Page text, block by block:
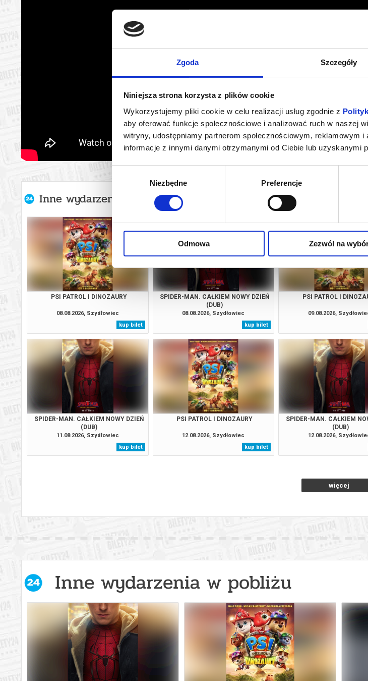
Zgoda Szczegóły
Niniejsza strona korzysta z plików cookie
Wykorzystujemy pliki cookie w celu realizacji usług zgodnie z
aby oferować funkcje społecznościowe i analizować ruch w naszej
witryny, udostępniamy partnerom społecznościowym, reklamowym
informacje z innymi danymi otrzymanymi od Ciebie lub uzyskanymi
zgody
Niezbędne Preferencje
Odmowa Zezwól na
Inne wydarzenia organizatora
PSI PATROL I DINOZAURY
08.08.2026, Szydłowiec
kup bilet
SPIDER-MAN. CAŁKIEM NOWY DZIEŃ
(DUB)
08.08.2026, Szydłowiec
kup bilet
PSI PATROL I
09.08.2026,
SPIDER-MAN. CAŁKIEM NOWY DZIEŃ
(DUB)
11.08.2026, Szydłowiec
kup bilet
PSI PATROL I DINOZAURY
12.08.2026, Szydłowiec
kup bilet
SPIDER-MAN. CAŁKIEM
(DUB)
12.08.2026,
więcej
Inne wydarzenia w pobliżu